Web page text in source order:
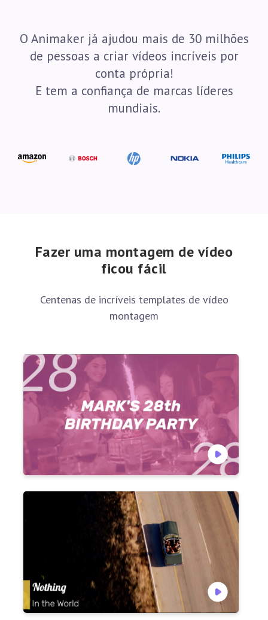
O Animaker já ajudou mais de 30 milhões
de pessoas a criar vídeos incríveis por
conta própria!
E tem a confiança de marcas líderes
mundiais.
Fazer uma montagem de vídeo
ficou fácil
Centenas de incríveis templates de vídeo
montagem